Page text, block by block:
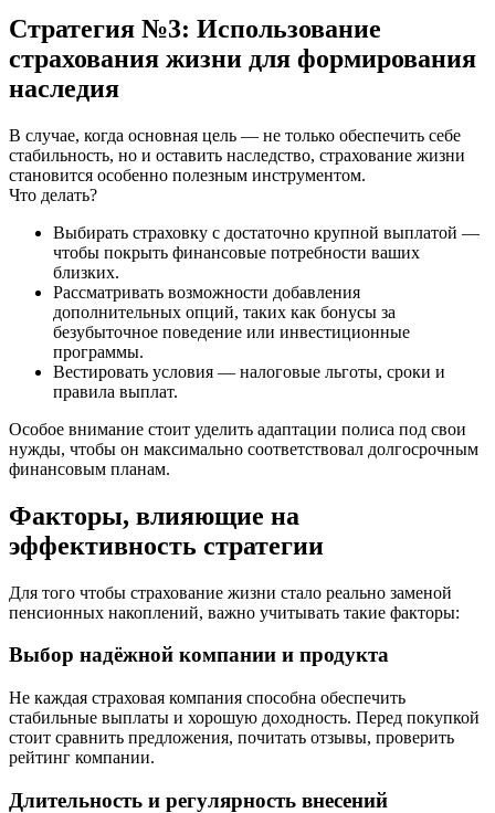
Стратегия №3: Использование
страхования жизни для формирования
наследия
В случае, когда основная цель — не только обеспечить себе
стабильность, но и оставить наследство, страхование жизни
становится особенно полезным инструментом.
Что делать?
Выбирать страховку с достаточно крупной выплатой —
чтобы покрыть финансовые потребности ваших
близких.
Рассматривать возможности добавления
дополнительных опций, таких как бонусы за
безубыточное поведение или инвестиционные
программы.
Вестировать условия — налоговые льготы, сроки и
правила выплат.
Особое внимание стоит уделить адаптации полиса под свои
нужды, чтобы он максимально соответствовал долгосрочным
финансовым планам.
Факторы, влияющие на
эффективность стратегии
Для того чтобы страхование жизни стало реально заменой
пенсионных накоплений, важно учитывать такие факторы:
Выбор надёжной компании и продукта
Не каждая страховая компания способна обеспечить
стабильные выплаты и хорошую доходность. Перед покупкой
стоит сравнить предложения, почитать отзывы, проверить
рейтинг компании.
Длительность и регулярность внесений